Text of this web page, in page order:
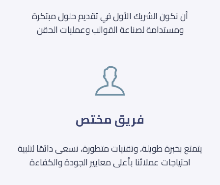
أن نكون الشريك الأول في تقديم حلول مبتكرة
ومستدامة لصناعة القوالب وعمليات الحقن
فريق مختص
يتمتع بخبرة طويلة، وتقنيات متطورة، نسعى دائمًا لتلبية
احتياجات عملائنا بأعلى معايير الجودة والكفاءة